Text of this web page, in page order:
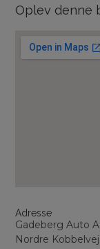
Oplev denne
Adresse
Gadeberg Auto
Nordre